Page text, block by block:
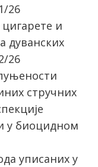
26
и
дуванских
26
стручних
у биоцидном
уписаних у